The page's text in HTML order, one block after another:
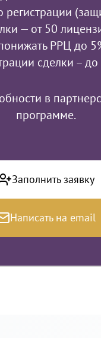
регистрации
— от 50
РРЦ до
сделки –
в
программе.
Заполнить заявку
Написать на email